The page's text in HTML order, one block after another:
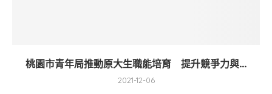
桃園市青年局推動原大生職能培育 提升競爭力與...
2021-12-06